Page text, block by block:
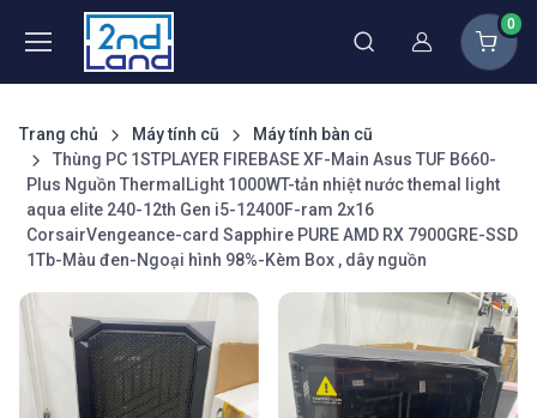
Thành viên
0
Trang chủ Máy tính cũ
Máy tính bàn cũ
Thùng PC 1STPLAYER FIREBASE XF-Main Asus TUF B660-
Plus Nguồn ThermalLight 1000WT-tản nhiệt nước themal light
aqua elite 240-12th Gen i5-12400F-ram 2x16
CorsairVengeance-card Sapphire PURE AMD RX 7900GRE-SSD
1Tb-Màu đen-Ngoại hình 98%-Kèm Box , dây nguồn